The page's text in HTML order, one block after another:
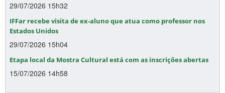
29/07/2026 15h32
IFFar recebe visita de ex-aluno que atua como professor nos
Estados Unidos
29/07/2026 15h04
Etapa local da Mostra Cultural está com as inscrições abertas
15/07/2026 14h58